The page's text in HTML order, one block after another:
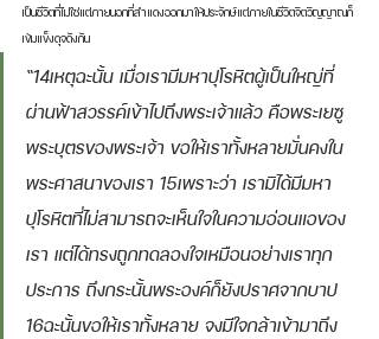
เป็นชีวิตที่ไม่ใช่แต่ภายนอกที่สำแดงออกมาให้ประจักษ์แต่ภายในชีวิตจิตวิญญาณก็
เข้มแข็งดุจดังกัน
“14เหตุฉะนั้น เมื่อเรามีมหาปุโรหิตผู้เป็นใหญ่ที่
ผ่านฟ้าสวรรค์เข้าไปถึงพระเจ้าแล้ว คือพระเยซู
พระบุตรของพระเจ้า ขอให้เราทั้งหลายมั่นคงใน
พระศาสนาของเรา 15เพราะว่า เรามิได้มีมหา
ปุโรหิตที่ไม่สามารถจะเห็นใจในความอ่อนแอของ
เรา แต่ได้ทรงถูกทดลองใจเหมือนอย่างเราทุก
ประการ ถึงกระนั้นพระองค์ก็ยังปราศจากบาป
16ฉะนั้นขอให้เราทั้งหลาย จงมีใจกล้าเข้ามาถึง